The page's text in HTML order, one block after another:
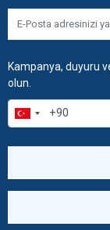
Kampanya, duyuru
olun.